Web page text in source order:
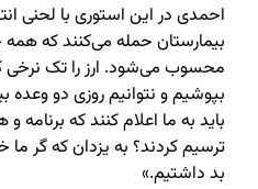
احمدی در این استوری با لحنی
بیمارستان حمله می‌کنند که
محسوب می‌شود. ارز را تک نرخی
بپوشیم و نتوانیم روزی دو وعده
باید به ما اعلام کنند که برنامه
ترسیم کردند؟ به یزدان که گر
بد داشتیم.»